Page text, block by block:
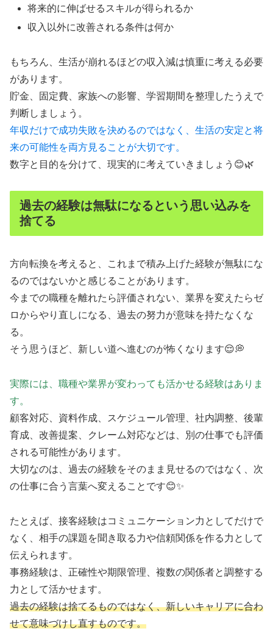
将来的に伸ばせるスキルが得られるか
収入以外に改善される条件は何か
もちろん、生活が崩れるほどの収入減は慎重に考える必要
があります。
貯金、固定費、家族への影響、学習期間を整理したうえで
判断しましょう。
年収だけで成功失敗を決めるのではなく、生活の安定と将
来の可能性を両方見ることが大切です。
数字と目的を分けて、現実的に考えていきましょう😊🌿
過去の経験は無駄になるという思い込みを
捨てる
方向転換を考えると、これまで積み上げた経験が無駄にな
るのではないかと感じることがあります。
今までの職種を離れたら評価されない、業界を変えたらゼ
ロからやり直しになる、過去の努力が意味を持たなくな
る。
そう思うほど、新しい道へ進むのが怖くなります😌💭
実際には、職種や業界が変わっても活かせる経験はありま
す。
顧客対応、資料作成、スケジュール管理、社内調整、後輩
育成、改善提案、クレーム対応などは、別の仕事でも評価
される可能性があります。
大切なのは、過去の経験をそのまま見せるのではなく、次
の仕事に合う言葉へ変えることです😊✨
たとえば、接客経験はコミュニケーション力としてだけで
なく、相手の課題を聞き取る力や信頼関係を作る力として
伝えられます。
事務経験は、正確性や期限管理、複数の関係者と調整する
力として活かせます。
過去の経験は捨てるものではなく、新しいキャリアに合わ
せて意味づけし直すものです。